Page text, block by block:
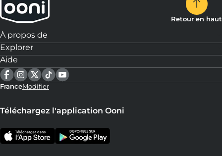
Retour en haut
À propos de
Explorer
Aide
FranceModifier
Téléchargez l'application Ooni